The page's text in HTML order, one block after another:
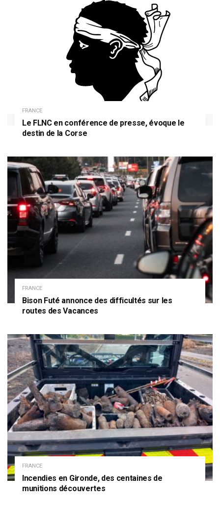
FRANCE
Le FLNC en conférence de presse, évoque le
destin de la Corse
FRANCE
Bison Futé annonce des difficultés sur les
routes des Vacances
FRANCE
Incendies en Gironde, des centaines de
munitions découvertes